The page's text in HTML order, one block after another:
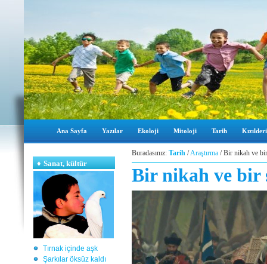
Ana Sayfa Yazılar Ekoloji Mitoloji Tarih
♦ Sanat, kültür
Tırnak içinde aşk
Şarkılar öksüz kaldı
Buradasınız: Tarih /Araştırma / Bir nikah ve
Bir nikah ve bir